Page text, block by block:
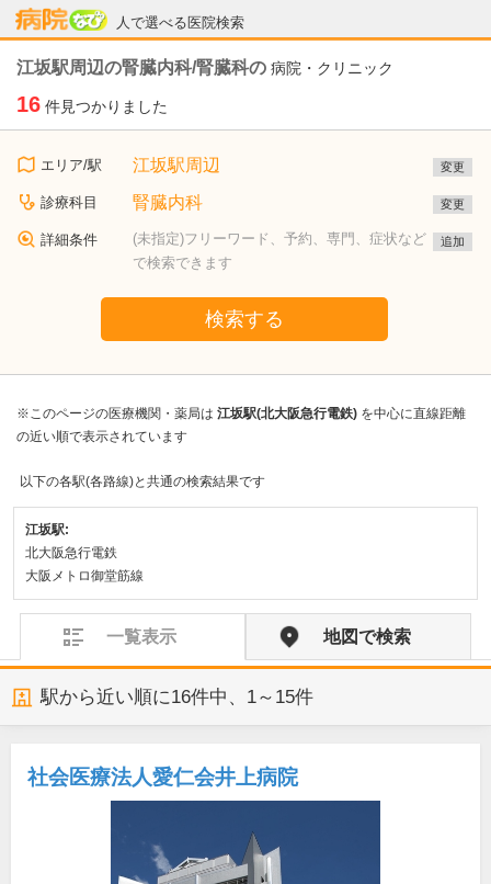
人で選べる医院検索
病院なび
江坂駅周辺の腎臓内科/腎臓科の 病院・クリニック
16 件見つかりました
エリア/駅 江坂駅周辺 変更
診療科目 腎臓内科 変更
詳細条件
(未指定)フリーワード、予約、専門、症状など
で検索できます
追加
検索する
※このページの医療機関・薬局は 江坂駅(北大阪急行電鉄) を中心に直線距離
の近い順で表示されています
以下の各駅(各路線)と共通の検索結果です
江坂駅:
北大阪急行電鉄
大阪メトロ御堂筋線
一覧表示 地図で検索
駅から近い順に16件中、 1～15件
社会医療法人愛仁会井上病院